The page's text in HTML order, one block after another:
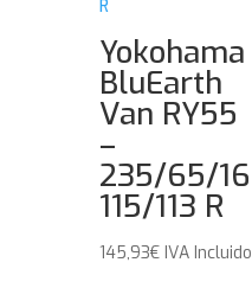
Yokohama
BluEarth
Van RY55
–
235/65/16
115/113 R
145,93€ IVA Incluido